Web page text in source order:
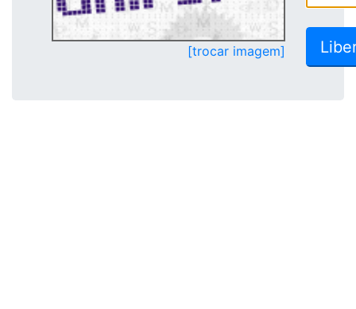
[trocar imagem]